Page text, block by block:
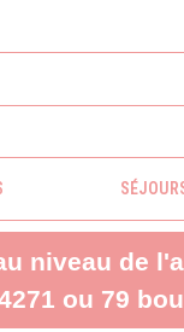
niveau de
ou 79